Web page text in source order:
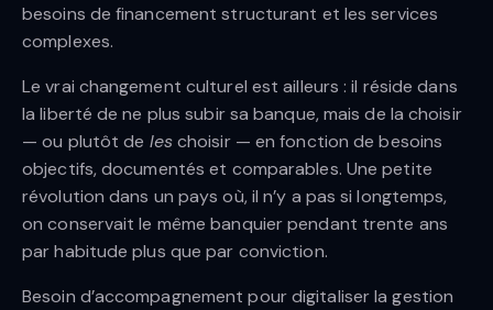
besoins de financement structurant et les services
complexes.
Le vrai changement culturel est ailleurs : il réside dans
la liberté de ne plus subir sa banque, mais de la choisir
— ou plutôt de leschoisir — en fonction de besoins
objectifs, documentés et comparables. Une petite
révolution dans un pays où, il n’y a pas si longtemps,
on conservait le même banquier pendant trente ans
par habitude plus que par conviction.
Besoin d’accompagnement pour digitaliser la gestion